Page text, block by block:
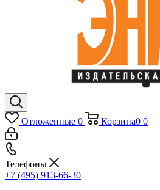
Отложенные 0 Корзина0 0
Телефоны
+7 (495) 913-66-30